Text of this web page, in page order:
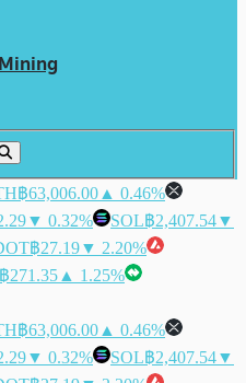
฿63,006.00 ▲ 0.46%
▼ 0.32% SOL฿2,407.54▼
฿27.19▼ 2.20%
฿271.35 ▲ 1.25%
฿63,006.00 ▲ 0.46%
▼ 0.32% SOL฿2,407.54▼